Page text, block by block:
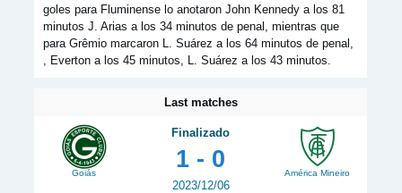
goles para Fluminense lo anotaron John Kennedy a los 81
minutos J. Arias a los 34 minutos de penal, mientras que
para Grêmio marcaron L. Suárez a los 64 minutos de penal,
, Everton a los 45 minutos, L. Suárez a los 43 minutos.
Last matches
Goiás
Finalizado
1 - 0
2023/12/06
América Mineiro